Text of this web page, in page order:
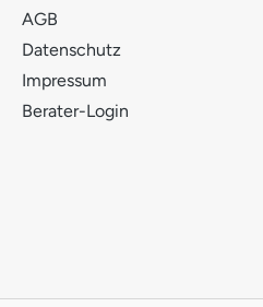
AGB
Datenschutz
Impressum
Berater-Login